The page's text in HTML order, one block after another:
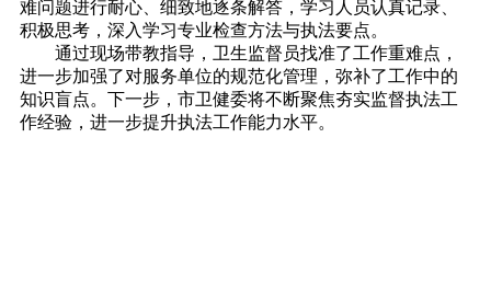
难问题进行耐心、细致地逐条解答，学习人员认真记录、
积极思考，深入学习专业检查方法与执法要点。
通过现场带教指导，卫生监督员找准了工作重难点，
进一步加强了对服务单位的规范化管理，弥补了工作中的
知识盲点。下一步，市卫健委将不断聚焦夯实监督执法工
作经验，进一步提升执法工作能力水平。